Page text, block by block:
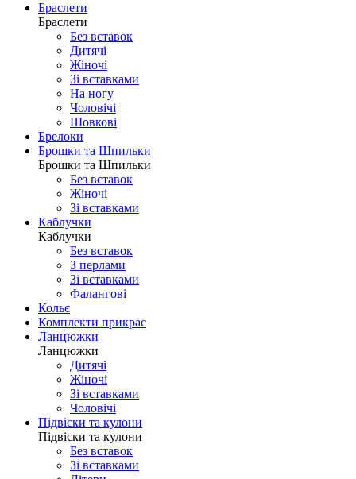
Браслети
Браслети
Без вставок
Дитячі
Жіночі
Зі вставками
На ногу
Чоловічі
Шовковi
Брелоки
Брошки та Шпильки
Брошки та Шпильки
Без вставок
Жіночі
Зі вставками
Каблучки
Каблучки
Без вставок
З перлами
Зі вставками
Фаланговi
Кольє
Комплекти прикрас
Ланцюжки
Ланцюжки
Дитячі
Жіночі
Зі вставками
Чоловічі
Підвіски та кулони
Підвіски та кулони
Без вставок
Зі вставками